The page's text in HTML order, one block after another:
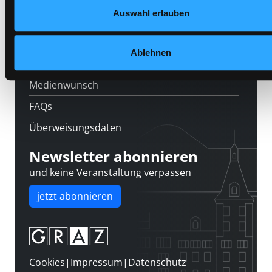
Auswahl erlauben
Ablehnen
Medienwunsch
FAQs
Überweisungsdaten
Newsletter abonnieren
und keine Veranstaltung verpassen
jetzt abonnieren
Cookies| Impressum| Datenschutz